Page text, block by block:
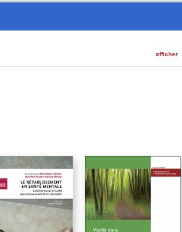
afficher